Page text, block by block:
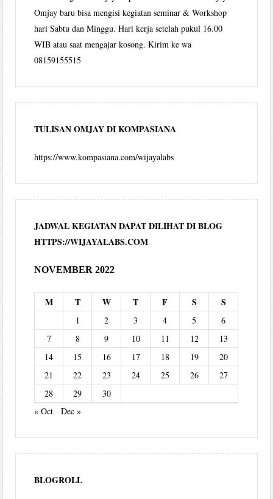
Omjay baru bisa mengisi kegiatan seminar & Workshop
hari Sabtu dan Minggu. Hari kerja setelah pukul 16.00
WIB atau saat mengajar kosong. Kirim ke wa
08159155515
TULISAN OMJAY DI KOMPASIANA
https://www.kompasiana.com/wijayalabs
JADWAL KEGIATAN DAPAT DILIHAT DI BLOG
HTTPS://WIJAYALABS.COM
NOVEMBER 2022
M T W T F S S
1 2 3 4 5
6
7
8 9 10 11 12
13
14
15 16 17 18 19
20
21
22 23 24 25 26
27
28
29
30
« Oct
Dec »
BLOGROLL